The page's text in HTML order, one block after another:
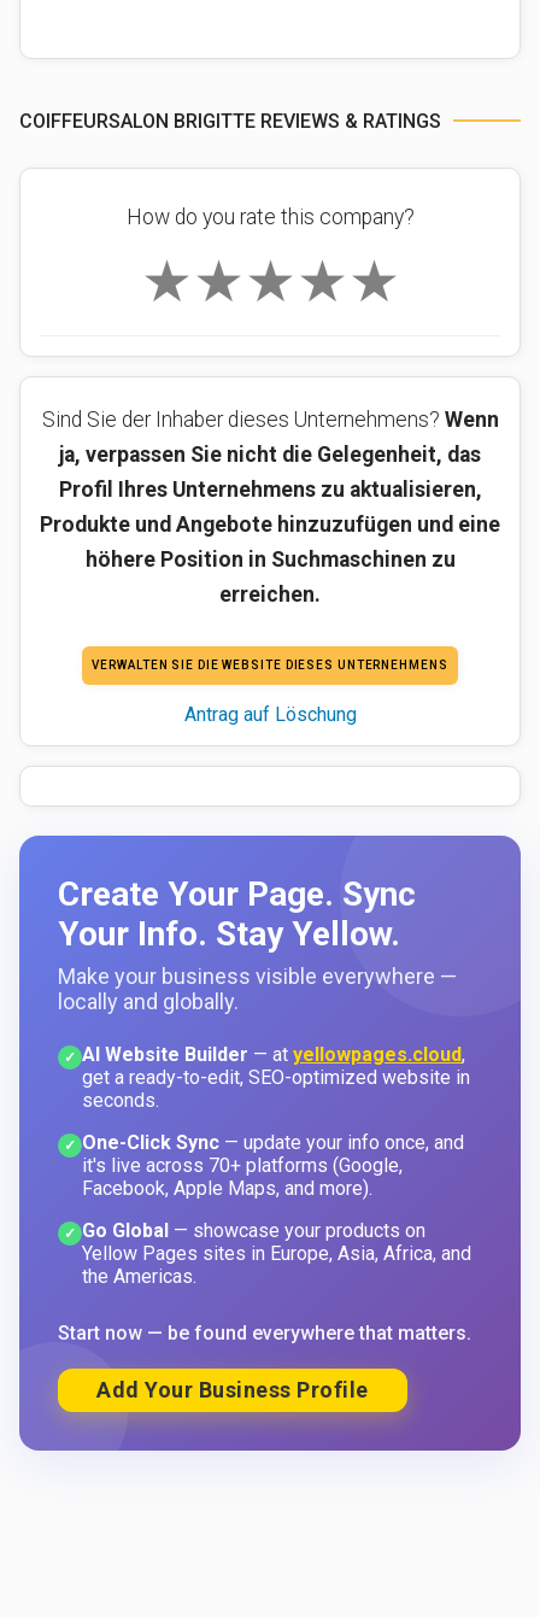
COIFFEURSALON BRIGITTE REVIEWS & RATINGS
How do you rate this company?
★
★
★
★
★
Sind Sie der Inhaber dieses Unternehmens? Wenn
ja, verpassen Sie nicht die Gelegenheit, das
Profil Ihres Unternehmens zu aktualisieren,
Produkte und Angebote hinzuzufügen und eine
höhere Position in Suchmaschinen zu
erreichen.
VERWALTEN SIE DIE WEBSITE DIESES UNTERNEHMENS
Antrag auf Löschung
Create Your Page. Sync
Your Info. Stay Yellow.
Make your business visible everywhere —
locally and globally.
✓ AI Website Builder — at yellowpages.cloud,
get a ready-to-edit, SEO-optimized website in
seconds.
✓ One-Click Sync — update your info once, and
it's live across 70+ platforms (Google,
Facebook, Apple Maps, and more).
✓ Go Global — showcase your products on
Yellow Pages sites in Europe, Asia, Africa, and
the Americas.
Start now — be found everywhere that matters.
Add Your Business Profile